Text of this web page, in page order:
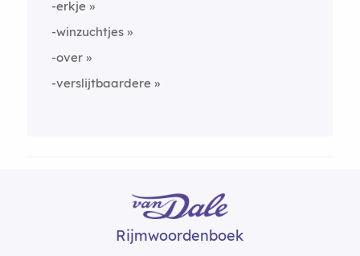
-erkje
-winzuchtjes
-over
-verslijtbaardere
Rijmwoordenboek